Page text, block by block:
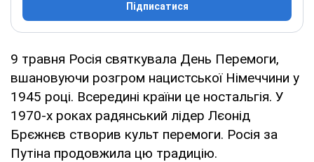
Підписатися
9 травня Росія святкувала День Перемоги,
вшановуючи розгром нацистської Німеччини у
1945 році. Всередині країни це ностальгія. У
1970-х роках радянський лідер Лєонід
Брєжнєв створив культ перемоги. Росія за
Путіна продовжила цю традицію.